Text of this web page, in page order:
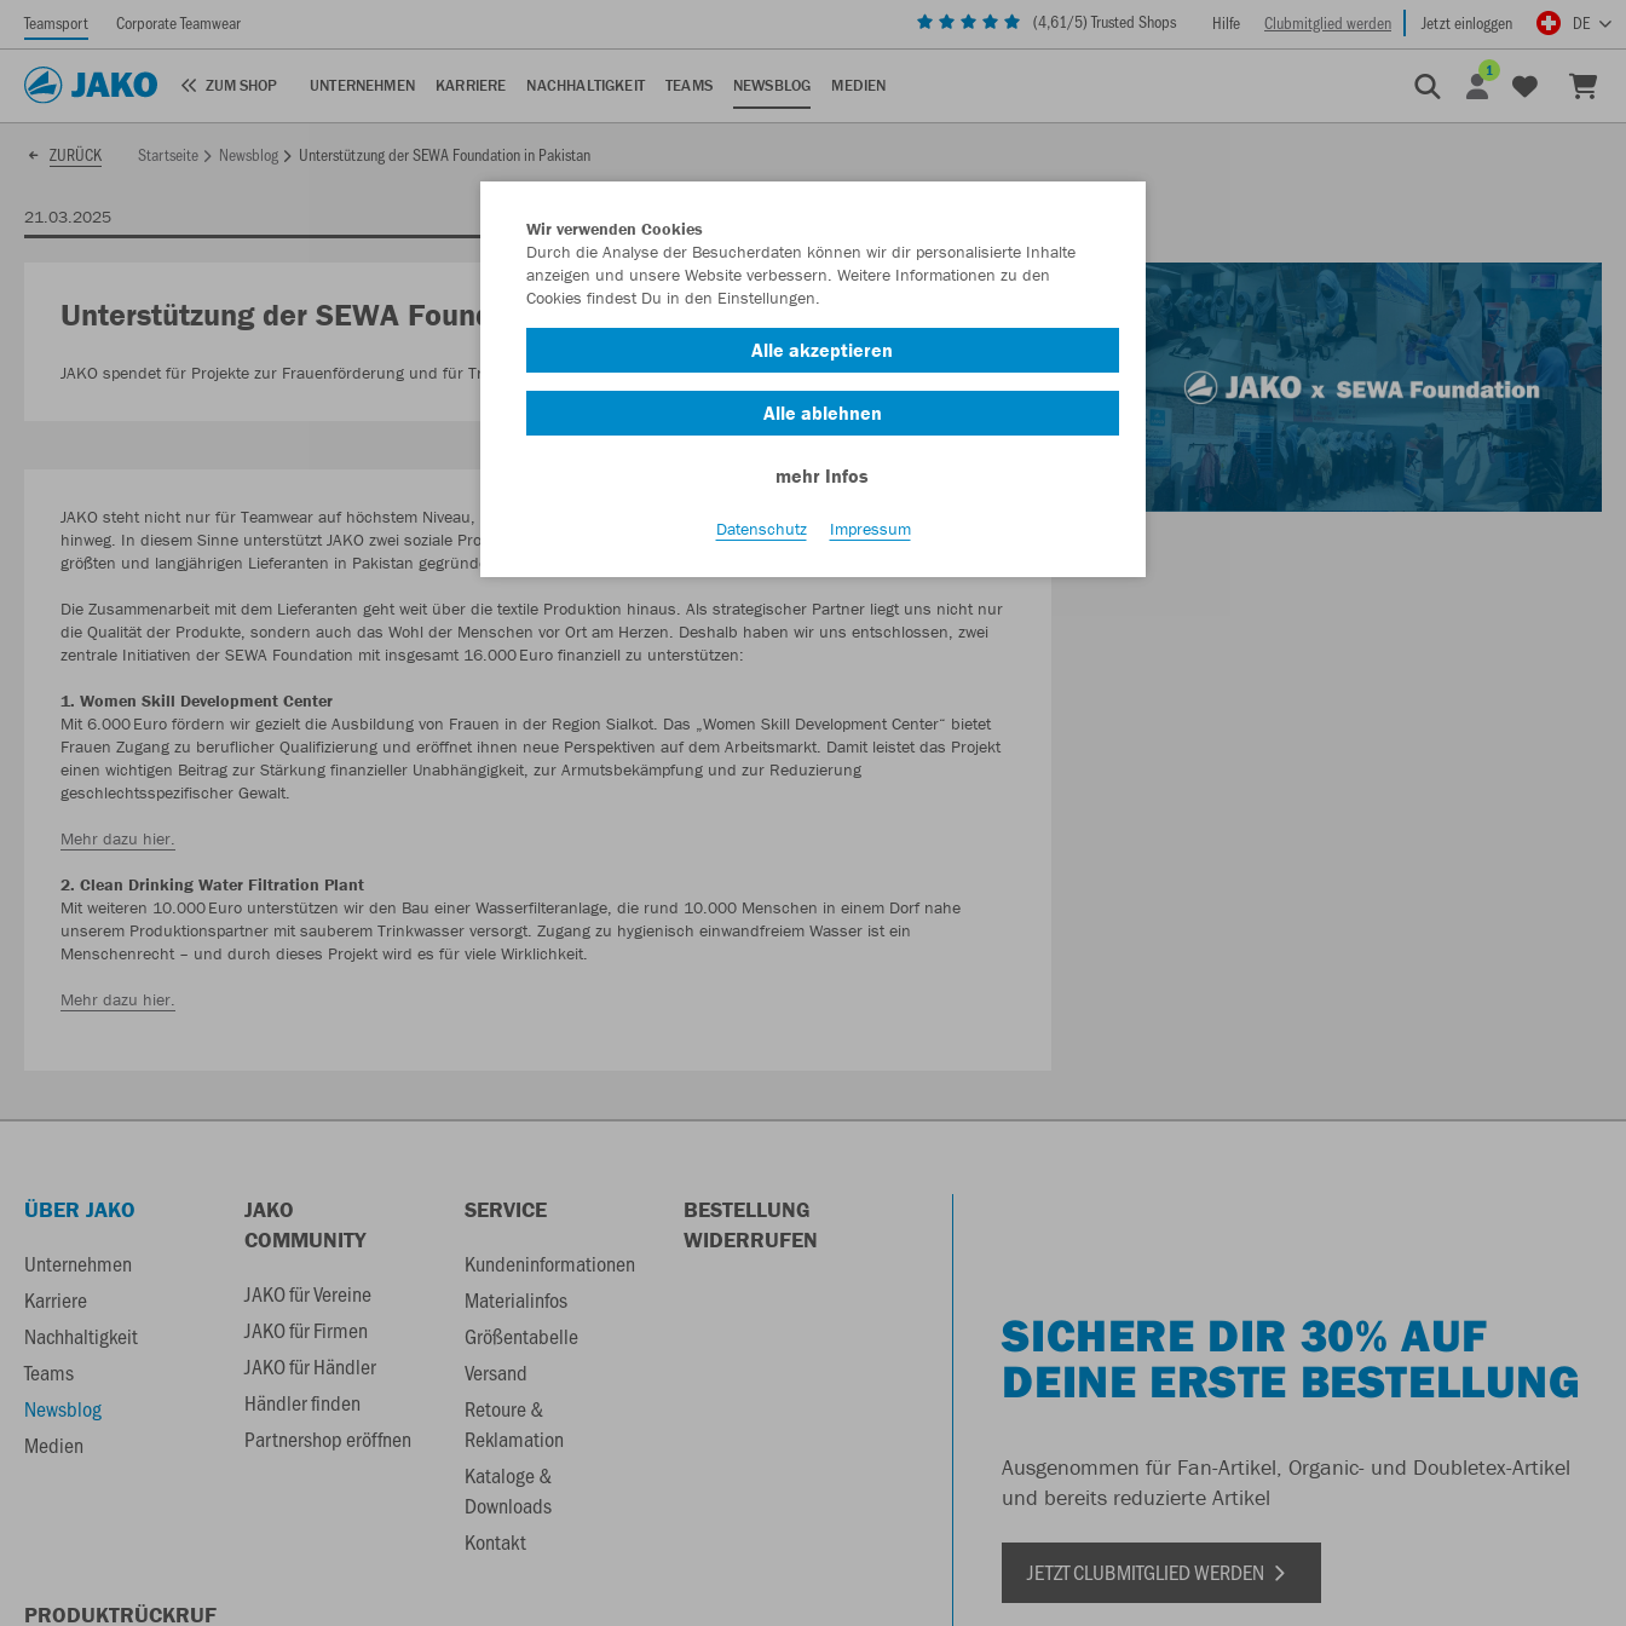
Teamsport Corporate Teamwear (4,61/5) Trusted Shops Hilfe Clubmitglied werden Jetzt einloggen DE
ZUM SHOP UNTERNEHMEN KARRIERE NACHHALTIGKEIT TEAMS NEWSBLOG MEDIEN
1
ZURÜCK Startseite Newsblog Unterstützung der SEWA Foundation in Pakistan
21.03.2025
Unterstützung der SEWA Foundation in Pakistan
JAKO spendet für Projekte zur Frauenförderung und für Trinkwasserzugang
JAKO steht nicht nur für Teamwear auf höchstem Niveau, sondern auch für Verantwortung und Partnerschaft – über Grenzen
hinweg. In diesem Sinne unterstützt JAKO zwei soziale Projekte der SEWA Foundation, einer Organisation, die von einem unserer
größten und langjährigen Lieferanten in Pakistan gegründet wurde.
Die Zusammenarbeit mit dem Lieferanten geht weit über die textile Produktion hinaus. Als strategischer Partner liegt uns nicht nur
die Qualität der Produkte, sondern auch das Wohl der Menschen vor Ort am Herzen. Deshalb haben wir uns entschlossen, zwei
zentrale Initiativen der SEWA Foundation mit insgesamt 16.000 Euro finanziell zu unterstützen:
1. Women Skill Development Center
Mit 6.000 Euro fördern wir gezielt die Ausbildung von Frauen in der Region Sialkot. Das „Women Skill Development Center“ bietet
Frauen Zugang zu beruflicher Qualifizierung und eröffnet ihnen neue Perspektiven auf dem Arbeitsmarkt. Damit leistet das Projekt
einen wichtigen Beitrag zur Stärkung finanzieller Unabhängigkeit, zur Armutsbekämpfung und zur Reduzierung
geschlechtsspezifischer Gewalt.
Mehr dazu hier.
2. Clean Drinking Water Filtration Plant
Mit weiteren 10.000 Euro unterstützen wir den Bau einer Wasserfilteranlage, die rund 10.000 Menschen in einem Dorf nahe
unserem Produktionspartner mit sauberem Trinkwasser versorgt. Zugang zu hygienisch einwandfreiem Wasser ist ein
Menschenrecht – und durch dieses Projekt wird es für viele Wirklichkeit.
Mehr dazu hier.
ÜBER JAKO
Unternehmen
Karriere
Nachhaltigkeit
Teams
Newsblog
Medien
JAKO
COMMUNITY
JAKO für Vereine
JAKO für Firmen
JAKO für Händler
Händler finden
Partnershop eröffnen
SERVICE
Kundeninformationen
Materialinfos
Größentabelle
Versand
Retoure &
Reklamation
Kataloge &
Downloads
Kontakt
BESTELLUNG
WIDERRUFEN
PRODUKTRÜCKRUF
SICHERE DIR 30% AUF
DEINE ERSTE BESTELLUNG
Ausgenommen für Fan-Artikel, Organic- und Doubletex-Artikel
und bereits reduzierte Artikel
JETZT CLUBMITGLIED WERDEN
Wir verwenden Cookies
Durch die Analyse der Besucherdaten können wir dir personalisierte Inhalte
anzeigen und unsere Website verbessern. Weitere Informationen zu den
Cookies findest Du in den Einstellungen.
Alle akzeptieren
Alle ablehnen
mehr Infos
Datenschutz Impressum